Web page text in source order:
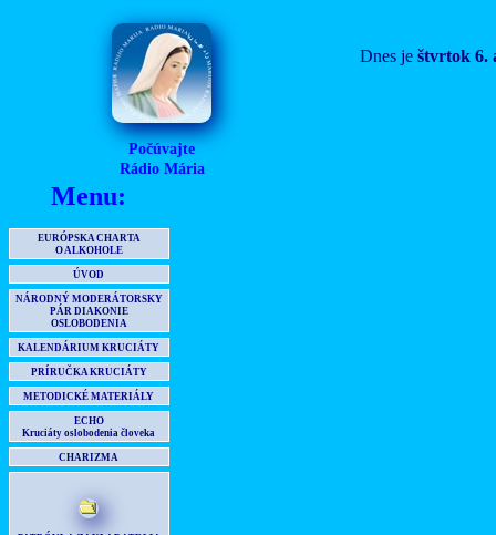
Počúvajte
Rádio Mária
Dnes je štvrtok 6.
Menu:
EURÓPSKA CHARTA
O ALKOHOLE
ÚVOD
NÁRODNÝ MODERÁTORSKY
PÁR DIAKONIE
OSLOBODENIA
KALENDÁRIUM KRUCIÁTY
PRÍRUČKA KRUCIÁTY
METODICKÉ MATERIÁLY
ECHO
Kruciáty oslobodenia človeka
CHARIZMA